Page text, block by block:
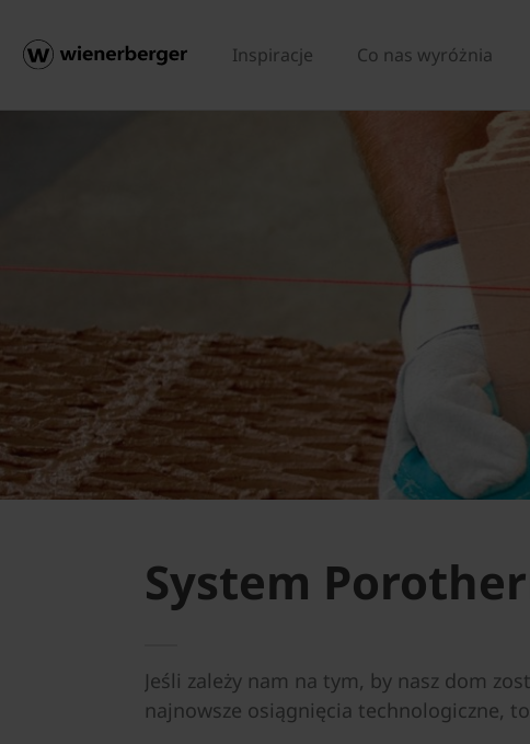
Inspiracje Co nas wyróżnia
System
Jeśli zależy nam na tym, by nasz dom
najnowsze osiągnięcia technologiczne,